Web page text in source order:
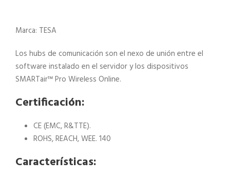
Marca: TESA
Los hubs de comunicación son el nexo de unión entre el
software instalado en el servidor y los dispositivos
SMARTair™ Pro Wireless Online.
Certificación:
CE (EMC, R&TTE).
ROHS, REACH, WEE. 140
Características: